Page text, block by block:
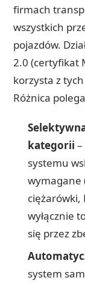
firmach
wszystkich
pojazdów.
2.0 (certyfikat
korzysta z
Różnica
kategorii
systemu
wymagane
ciężarówki,
wyłącznie
się przez
system